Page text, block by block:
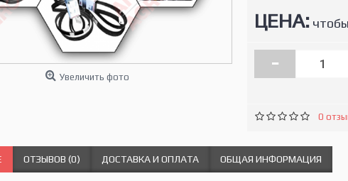
Увеличить фото
ЦЕНА:чтобы
-
0
ОТЗЫВОВ (0) ДОСТАВКА И ОПЛАТА ОБЩАЯ ИНФОРМАЦИЯ